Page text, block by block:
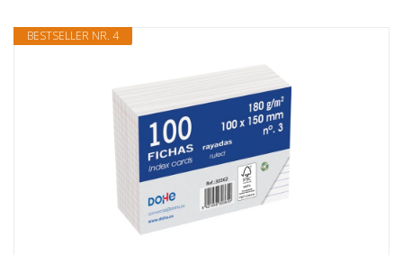
BESTSELLER NR. 4